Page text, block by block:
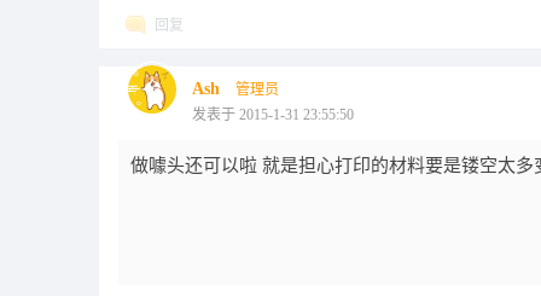
回复
Ash
管理员
发表于 2015-1-31 23:55:50
做噱头还可以啦 就是担心打印的材料要是镂空太多